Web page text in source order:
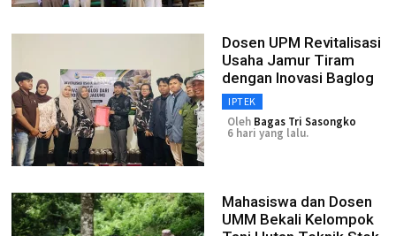
Dosen UPM Revitalisasi
Usaha Jamur Tiram
dengan Inovasi Baglog
IPTEK
Oleh Bagas Tri Sasongko
6 hari yang lalu.
Mahasiswa dan Dosen
UMM Bekali Kelompok